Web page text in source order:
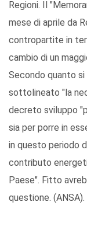
Regioni. Il
mese di aprile da
contropartite in
cambio di un
Secondo quanto
sottolineato "la
decreto sviluppo
sia per porre in
in questo periodo
contributo
Paese". Fitto
questione. (ANSA).